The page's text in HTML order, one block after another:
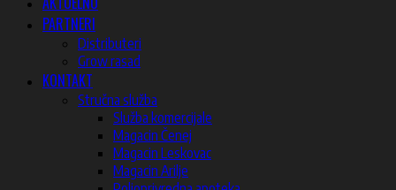
PARTNERI
Distributeri
Grow rasad
KONTAKT
Stručna služba
Služba komercijale
Magacin Čenej
Magacin Leskovac
Magacin Arilje